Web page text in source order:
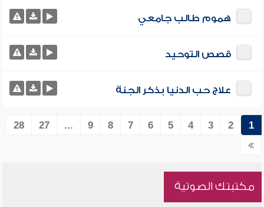
هموم طالب جامعي
قصص التوحيد
علاج حب الدنيا بذكر الجنة
1
2
3
4
5
6
7
8
9
...
27
28
مكتبتك الصوتية